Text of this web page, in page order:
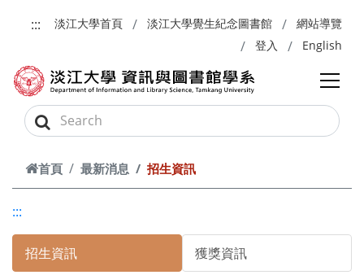
:::
淡江大學首頁 淡江大學覺生紀念圖書館
網站導覽
登入
English
首頁 最新消息 招生資訊
:::
招生資訊 獲獎資訊